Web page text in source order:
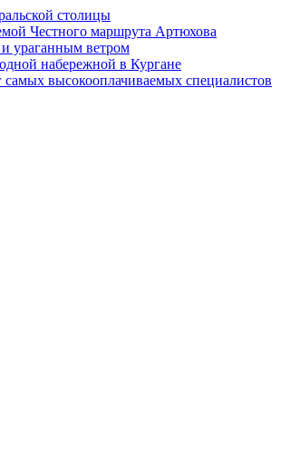
столицы
Честного маршрута Артюхова
ураганным ветром
набережной в Кургане
высокооплачиваемых специалистов